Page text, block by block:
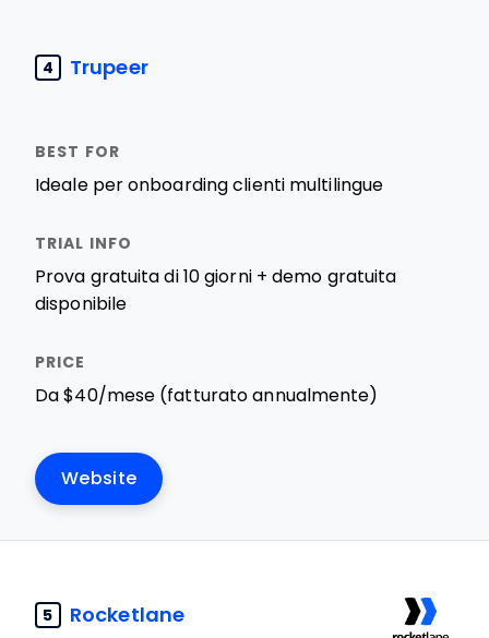
4 Trupeer
Ideale per onboarding clienti multilingue
Prova gratuita di 10 giorni + demo gratuita
disponibile
Da $40/mese (fatturato annualmente)
Website
5 Rocketlane